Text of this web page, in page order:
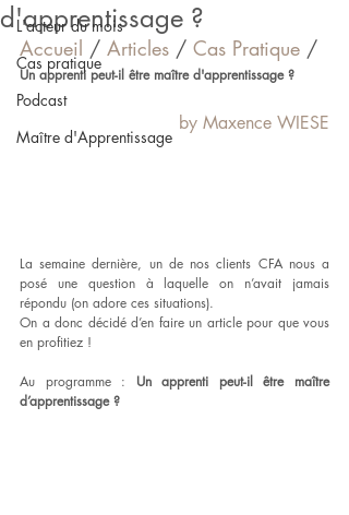
L'acteur du mois
Cas pratique
Podcast
Maître d'Apprentissage
d'apprentissage ?
Accueil / Articles / Cas Pratique /
Un apprenti peut-il être maître d'apprentissage ?
by Maxence WIESE
La semaine dernière, un de nos clients CFA nous a
posé une question à laquelle on n’avait jamais
répondu (on adore ces situations).
On a donc décidé d’en faire un article pour que vous
en profitiez !
Au programme : Un apprenti peut-il être maître
d’apprentissage ?